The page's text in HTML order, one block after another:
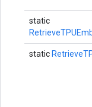
static
static